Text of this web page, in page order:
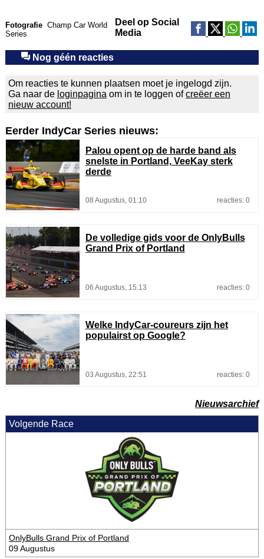
Fotografie Champ Car World
Series
Deel op Social
Media
Nog géén reacties
Om reacties te kunnen plaatsen moet je ingelogd zijn.
Ga naar de loginpagina om in te loggen ofcreëer een
nieuw account!
Eerder IndyCar Series nieuws:
Palou opent op de harde band als
snelste in Portland, VeeKay sterk
derde
08 Augustus, 01:10 reacties: 0
De volledige gids voor de OnlyBulls
Grand Prix of Portland
06 Augustus, 15:13 reacties: 0
Welke IndyCar-coureurs zijn het
populairst op Google?
03 Augustus, 22:51 reacties: 0
Nieuwsarchief
Volgende Race
OnlyBulls Grand Prix of Portland
09 Augustus